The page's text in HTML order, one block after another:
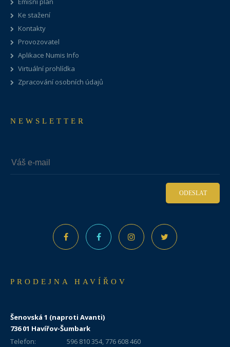
Ke stažení
Kontakty
Provozovatel
Aplikace Numis Info
Virtuální prohlídka
Zpracování osobních údajů
NEWSLETTER
ODESLAT
PRODEJNA HAVÍŘOV
Šenovská 1 (naproti Avanti)
736 01 Havířov-Šumbark
Telefon:
596 810 354, 776 608 460